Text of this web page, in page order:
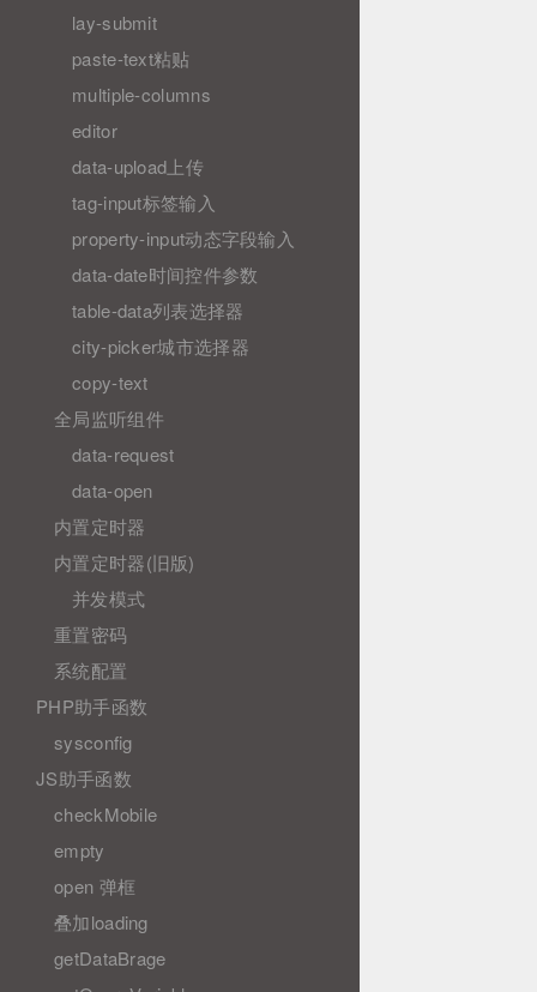
lay-submit
paste-text粘贴
multiple-columns
editor
data-upload上传
tag-input标签输入
property-input动态字段输入
data-date时间控件参数
table-data列表选择器
city-picker城市选择器
copy-text
全局监听组件
data-request
data-open
内置定时器
内置定时器(旧版)
并发模式
重置密码
系统配置
PHP助手函数
sysconfig
JS助手函数
checkMobile
empty
open 弹框
叠加loading
getDataBrage